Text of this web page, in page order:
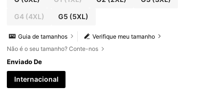
matura; Professor; Verão com Família e Amigos.
Adequada para Uso Diário, Passeios, Festivais, Pr
aia, Festas, Escola, Festivais de Música, Férias, De
G4(4XL) G5 (5XL)
Verifique meu tamanho
Guia de tamanhos
Não é o seu tamanho? Conte-nos
Enviado De
Internacional